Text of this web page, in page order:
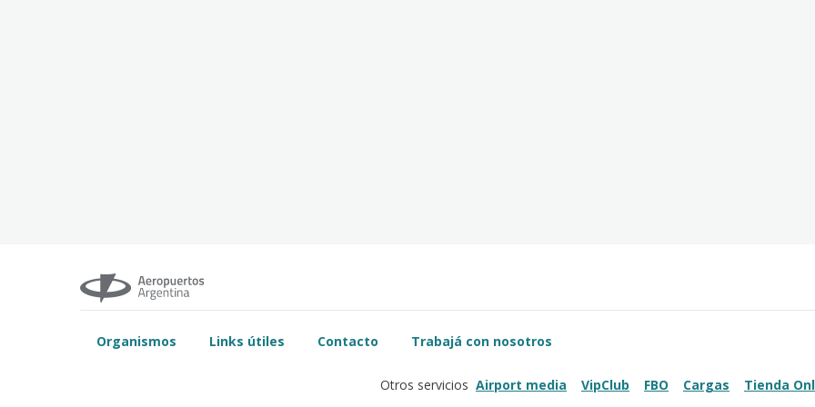
Organismos Links útiles Contacto Trabajá con nosotros
Otros servicios Airport media VipClub FBO Cargas Tienda